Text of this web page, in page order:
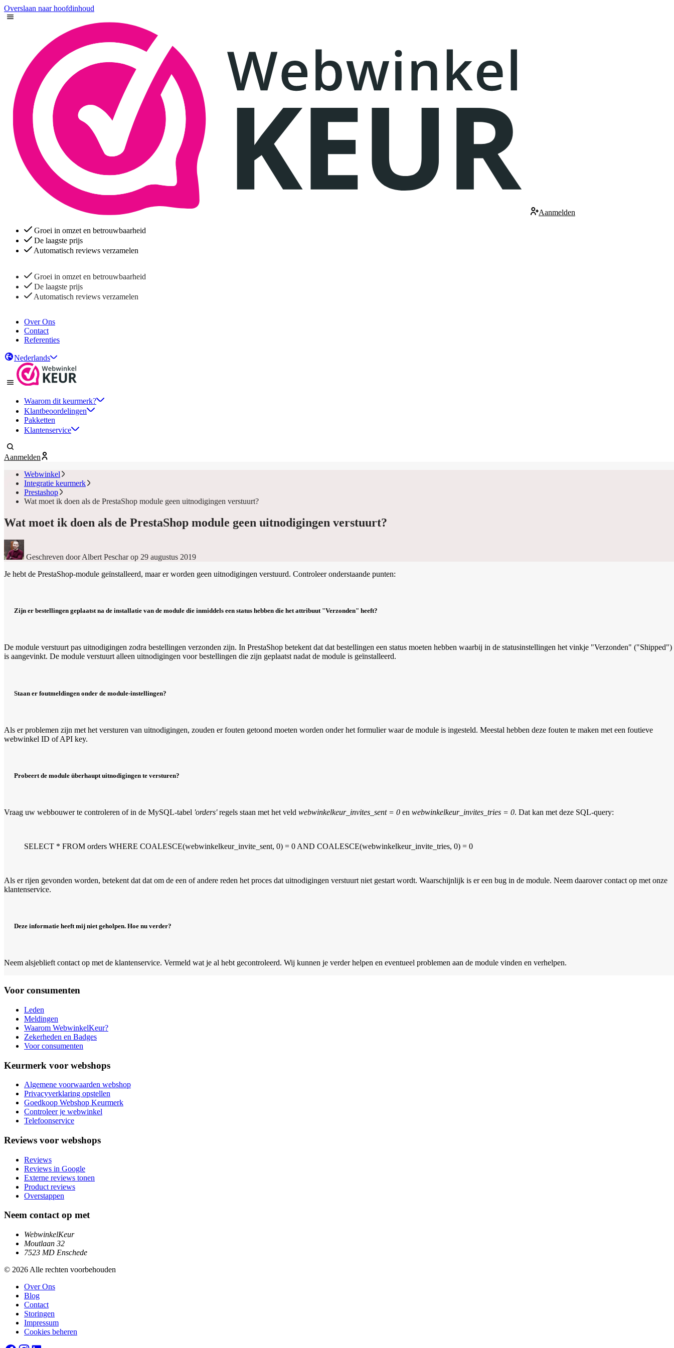
Overslaan naar hoofdinhoud
Aanmelden
Groei in omzet en betrouwbaarheid
De laagste prijs
Automatisch reviews verzamelen
Groei in omzet en betrouwbaarheid
De laagste prijs
Automatisch reviews verzamelen
Over Ons
Contact
Referenties
Nederlands
Waarom dit keurmerk?
Klantbeoordelingen
Pakketten
Klantenservice
Aanmelden
Webwinkel
Integratie keurmerk
Prestashop
Wat moet ik doen als de PrestaShop module geen uitnodigingen verstuurt?
Wat moet ik doen als de PrestaShop module geen uitnodigingen verstuurt?
Geschreven door Albert Pescharop 29 augustus 2019
Je hebt de PrestaShop-module geïnstalleerd, maar er worden geen uitnodigingen verstuurd. Controleer onderstaande punten:
Zijn er bestellingen geplaatst na de installatie van de module die inmiddels een status hebben die het attribuut "Verzonden" heeft?
De module verstuurt pas uitnodigingen zodra bestellingen verzonden zijn. In PrestaShop betekent dat dat bestellingen een status moeten hebben waarbij in de statusinstellingen het vinkje "Verzonden" ("Shipped")
is aangevinkt. De module verstuurt alleen uitnodigingen voor bestellingen die zijn geplaatst nadat de module is geïnstalleerd.
Staan er foutmeldingen onder de module-instellingen?
Als er problemen zijn met het versturen van uitnodigingen, zouden er fouten getoond moeten worden onder het formulier waar de module is ingesteld. Meestal hebben deze fouten te maken met een foutieve
webwinkel ID of API key.
Probeert de module überhaupt uitnodigingen te versturen?
Vraag uw webbouwer te controleren of in de MySQL-tabel 'orders'regels staan met het veld webwinkelkeur_invites_sent = 0 en webwinkelkeur_invites_tries = 0. Dat kan met deze SQL-query:
SELECT * FROM orders WHERE COALESCE(webwinkelkeur_invite_sent, 0) = 0 AND COALESCE(webwinkelkeur_invite_tries, 0) = 0
Als er rijen gevonden worden, betekent dat dat om de een of andere reden het proces dat uitnodigingen verstuurt niet gestart wordt. Waarschijnlijk is er een bug in de module. Neem daarover contact op met onze
klantenservice.
Deze informatie heeft mij niet geholpen. Hoe nu verder?
Neem alsjeblieft contact op met de klantenservice. Vermeld wat je al hebt gecontroleerd. Wij kunnen je verder helpen en eventueel problemen aan de module vinden en verhelpen.
Voor consumenten
Leden
Meldingen
Waarom WebwinkelKeur?
Zekerheden en Badges
Voor consumenten
Keurmerk voor webshops
Algemene voorwaarden webshop
Privacyverklaring opstellen
Goedkoop Webshop Keurmerk
Controleer je webwinkel
Telefoonservice
Reviews voor webshops
Reviews
Reviews in Google
Externe reviews tonen
Product reviews
Overstappen
Neem contact op met
WebwinkelKeur
Moutlaan 32
7523 MD Enschede
© 2026 Alle rechten voorbehouden
Over Ons
Blog
Contact
Storingen
Impressum
Cookies beheren